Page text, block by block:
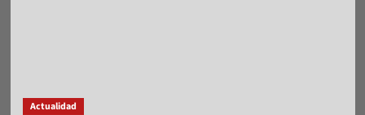
Actualidad